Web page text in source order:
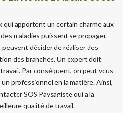
qui apportent un certain charme aux
maladies puissent se propager.
décider de réaliser des
des branches. Un expert doit
Par conséquent, on peut vous
professionnel en la matière. Ainsi,
SOS Paysagiste qui a la
qualité de travail.